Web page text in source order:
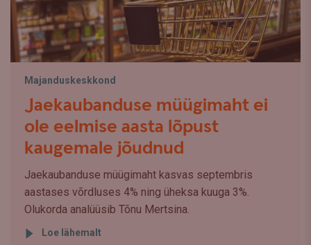
Majanduskeskkond
Jaekaubanduse müügimaht ei
ole eelmise aasta lõpust
kaugemale jõudnud
Jaekaubanduse müügimaht kasvas septembris
aastases võrdluses 4% ning üheksa kuuga 3%.
Olukorda analüüsib Tõnu Mertsina.
Loe lähemalt